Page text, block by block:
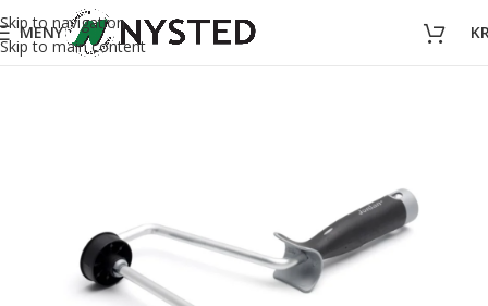
Skip to navigation
Skip to main content
MENY